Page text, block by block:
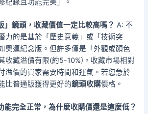
紀錄且功能完美」。
」鏡頭，收藏價值一定比較高嗎？ A: 不
力的是基於「歷史意義」或「技術突
奧運紀念版。但許多僅是「外觀或顏色
收藏溢價有限(約5-10%)。收藏市場相對
溢價的買家需要時間和運氣。若您急於
比普通版獲得更好的鏡頭收購價格。
能完全正常，為什麼收購價還是這麼低？